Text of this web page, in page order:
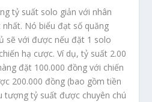
tỷ suất solo giản với nhân
Nó biểu đạt số quăng
sẽ với được nếu đặt 1 solo
hạ cược. Ví dụ, tỷ suất 2.00
đặt 100.000 đồng với chiến
200.000 đồng (bao gồm tiền
tượng tỷ suất được chuyên chú